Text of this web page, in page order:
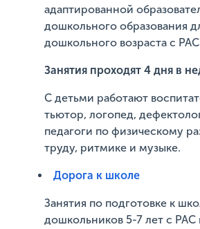
адаптированной
дошкольного образования
дошкольного возраста с
Занятия проходят 4 дня в
С детьми работают
тьютор, логопед,
педагоги по физическому
труду, ритмике и музыке.
Дорога к школе
Занятия по подготовке к
дошкольников 5-7 лет с